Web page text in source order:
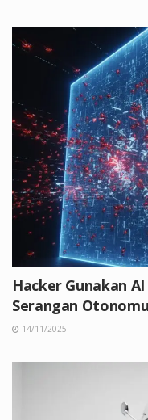
Hacker Gunakan
Serangan
14/11/2025